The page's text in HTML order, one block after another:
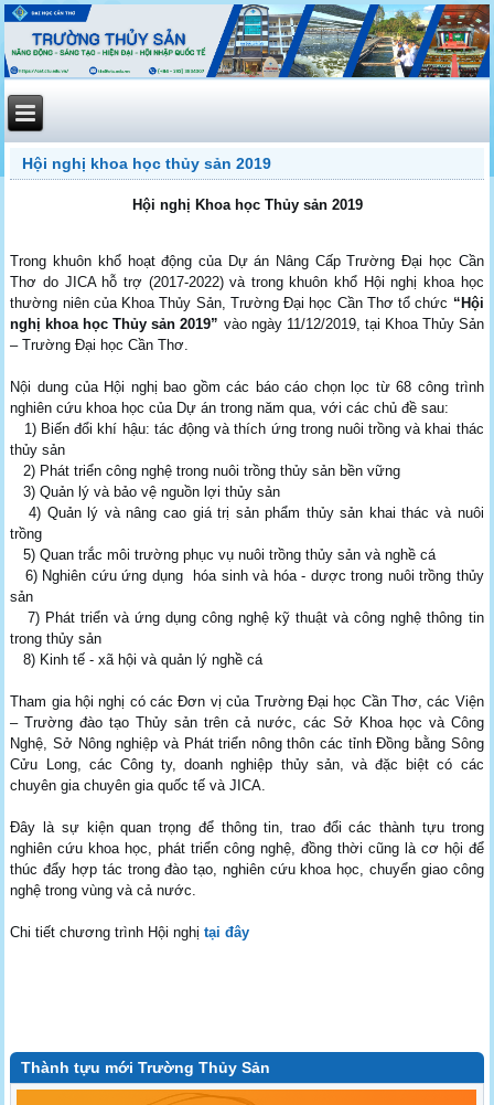
Hội nghị khoa học thủy sản 2019
Hội nghị Khoa học Thủy sản 2019
Trong khuôn khổ hoạt động của Dự án Nâng Cấp Trường Đại học Cần
Thơ do JICA hỗ trợ (2017-2022) và trong khuôn khổ Hội nghị khoa học
thường niên của Khoa Thủy Sản, Trường Đại học Cần Thơ tổ chức “Hội
nghị khoa học Thủy sản 2019” vào ngày 11/12/2019, tại Khoa Thủy Sản
– Trường Đại học Cần Thơ.
Nội dung của Hội nghị bao gồm các báo cáo chọn lọc từ 68 công trình
nghiên cứu khoa học của Dự án trong năm qua, với các chủ đề sau:
1) Biến đổi khí hậu: tác động và thích ứng trong nuôi trồng và khai thác
thủy sản
2) Phát triển công nghệ trong nuôi trồng thủy sản bền vững
3) Quản lý và bảo vệ nguồn lợi thủy sản
4) Quản lý và nâng cao giá trị sản phẩm thủy sản khai thác và nuôi
trồng
5) Quan trắc môi trường phục vụ nuôi trồng thủy sản và nghề cá
6) Nghiên cứu ứng dụng hóa sinh và hóa - dược trong nuôi trồng thủy
sản
7) Phát triển và ứng dụng công nghệ kỹ thuật và công nghệ thông tin
trong thủy sản
8) Kinh tế - xã hội và quản lý nghề cá
Tham gia hội nghị có các Đơn vị của Trường Đại học Cần Thơ, các Viện
– Trường đào tạo Thủy sản trên cả nước, các Sở Khoa học và Công
Nghệ, Sở Nông nghiệp và Phát triển nông thôn các tỉnh Đồng bằng Sông
Cửu Long, các Công ty, doanh nghiệp thủy sản, và đặc biệt có các
chuyên gia chuyên gia quốc tế và JICA.
Đây là sự kiện quan trọng để thông tin, trao đổi các thành tựu trong
nghiên cứu khoa học, phát triển công nghệ, đồng thời cũng là cơ hội để
thúc đẩy hợp tác trong đào tạo, nghiên cứu khoa học, chuyển giao công
nghệ trong vùng và cả nước.
Chi tiết chương trình Hội nghịtại đây
Thành tựu mới Trường Thủy Sản